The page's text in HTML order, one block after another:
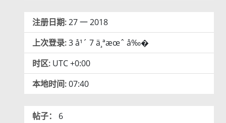
注册日期:27 一 2018
上次登录:3 å¹´ 7 ä¸ªæœˆ å‰�
时区: UTC +0:00
本地时间:07:40
帖子：
6